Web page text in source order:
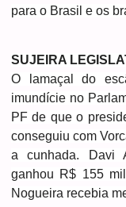
para o Brasil e os
SUJEIRA
O lamaçal do
imundície no
PF de que o
conseguiu com
a cunhada. Davi
ganhou R$ 155
Nogueira recebia